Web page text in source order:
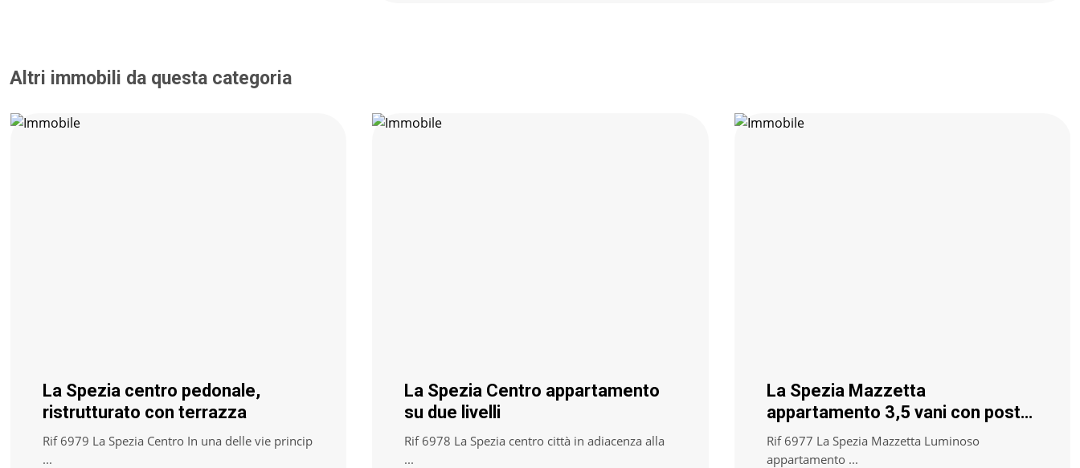
Altri immobili da questa categoria
La Spezia centro pedonale,
ristrutturato con terrazza
Rif 6979 La Spezia Centro In una delle vie princip
...
La Spezia Centro appartamento
su due livelli
Rif 6978 La Spezia centro città in adiacenza alla
...
La Spezia Mazzetta
appartamento 3,5 vani con posto
auto
Rif 6977 La Spezia Mazzetta Luminoso
appartamento ...